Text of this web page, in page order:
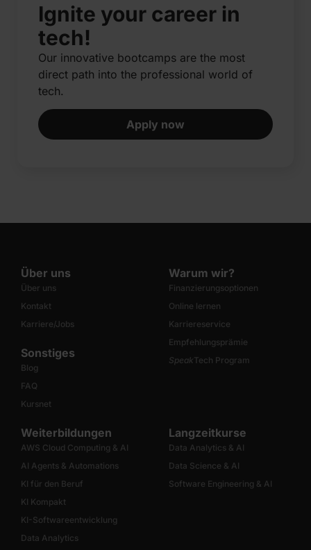
Ignite your career in
tech!
Our innovative bootcamps are the most
direct path into the professional world of
tech.​
Apply now
Über uns
Über uns
Kontakt
Karriere/Jobs
Sonstiges
Blog
FAQ
Kursnet
Warum wir?
Finanzierungsoptionen
Online lernen
Karriereservice
Empfehlungsprämie
Speak Tech Program
Weiterbildungen
AWS Cloud Computing & AI
AI Agents & Automations
KI für den Beruf
KI Kompakt
KI-Softwareentwicklung
Data Analytics
Langzeitkurse
Data Analytics & AI
Data Science & AI
Software Engineering & AI